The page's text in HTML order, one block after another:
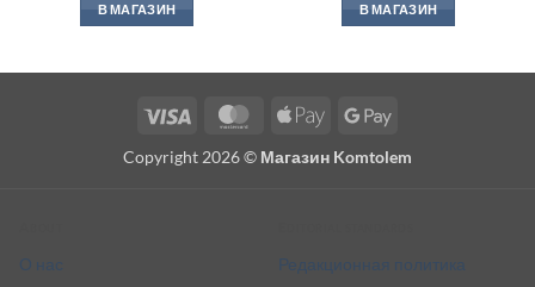
В МАГАЗИН В МАГАЗИН
Visa MasterCardApple
Google
Copyright 2026 © Магазин Komtolem
О нас Редакционная политика